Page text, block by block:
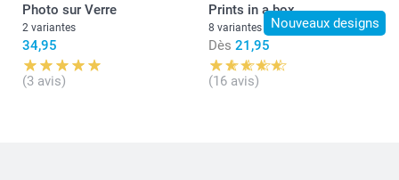
Photo sur Verre
2 variantes
34,95
(3 avis)
Nouveaux designs
Prints in a box
8 variantes
Dès 21,95
(16 avis)